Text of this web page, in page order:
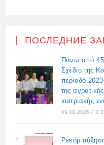
ПОСЛЕДНИЕ
Πάνω από
Σχέδιο της
περίοδο
της
κυπριακής
09.08.2026 / 0
Ρεκόρ